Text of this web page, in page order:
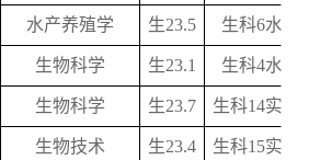
水产养殖学 生23.5 生科6水产
生物科学 生23.1 生科4水产
生物科学 生23.7 生科14实验
生物技术 生23.4 生科15实验